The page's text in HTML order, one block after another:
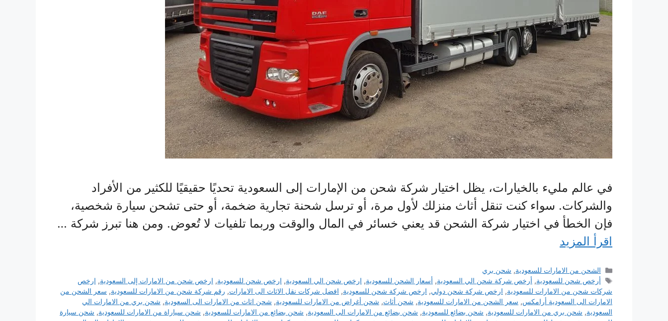
في عالم مليء بالخيارات، يظل اختيار شركة شحن من الإمارات إلى السعودية تحديًا حقيقيًا للكثير من الأفراد
والشركات. سواء كنت تنقل أثاث منزلك لأول مرة، أو ترسل شحنة تجارية ضخمة، أو حتى تشحن سيارة شخصية،
فإن الخطأ في اختيار شركة الشحن قد يعني خسائر في المال والوقت وربما تلفيات لا تُعوض. ومن هنا تبرز شركة …
اقرأ المزيد
التصنيفات
الشحن من الامارات للسعودية, شحن بري
الوسوم
أرخص شحن للسعودية, أرخص شركة شحن الي السعودية, أسعار الشحن للسعودية, ارخص شحن الي السعودية, ارخص شحن للسعودية, ارخص شحن من الامارات إلى السعودية, ارخص
شركات شحن من الامارات للسعودية, ارخص شركة شحن دولي, ارخص شركة شحن للسعودية, افضل شركات نقل الاثاث الى الامارات, رقم شركة شحن من الامارات للسعودية, سعر الشحن من
الامارات الى السعودية أرامكس, سعر الشحن من الامارات للسعودية, شحن أثاث, شحن أغراض من الامارات للسعودية, شحن اثاث من الامارات الى السعودية, شحن بري من الامارات الي
السعودية, شحن بري من الامارات للسعودية, شحن بضائع للسعودية, شحن بضائع من الامارات الى السعودية, شحن بضائع من الامارات للسعودية, شحن سياراة من الامارات للسعودية, شحن سيارة